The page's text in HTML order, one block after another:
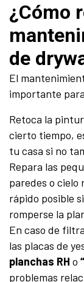
¿Cómo
de
El
importante
Retoca la
cierto tiempo,
tu casa si no
Repara las
paredes o cielo
rápido posible
romperse la
En caso de
las placas de
planchas RH o
problemas